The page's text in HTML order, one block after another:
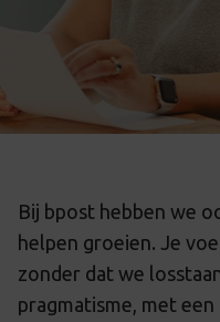
Bij bpost hebben we
helpen groeien. Je
zonder dat we
pragmatisme, met